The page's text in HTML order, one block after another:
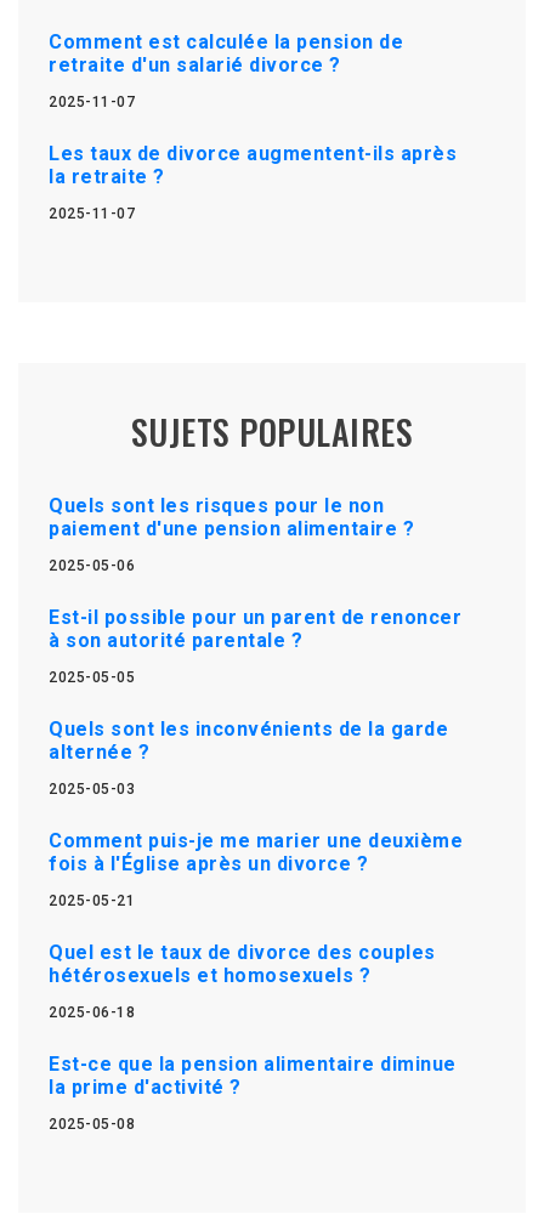
Comment est calculée la pension de
retraite d'un salarié divorce ?
2025-11-07
Les taux de divorce augmentent-ils après
la retraite ?
2025-11-07
SUJETS POPULAIRES
Quels sont les risques pour le non
paiement d'une pension alimentaire ?
2025-05-06
Est-il possible pour un parent de renoncer
à son autorité parentale ?
2025-05-05
Quels sont les inconvénients de la garde
alternée ?
2025-05-03
Comment puis-je me marier une deuxième
fois à l'Église après un divorce ?
2025-05-21
Quel est le taux de divorce des couples
hétérosexuels et homosexuels ?
2025-06-18
Est-ce que la pension alimentaire diminue
la prime d'activité ?
2025-05-08